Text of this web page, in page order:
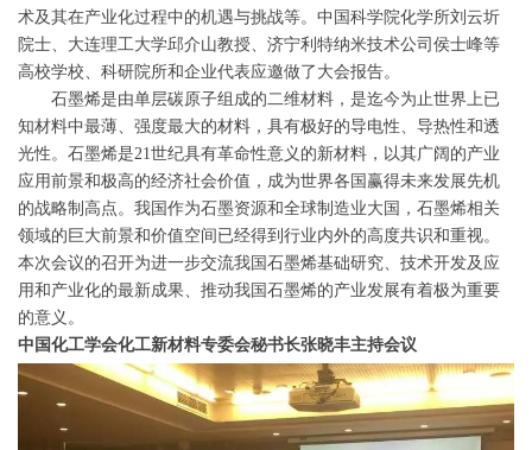
术及其在产业化过程中的机遇与挑战等。中国科学院化学所刘云圻
院士、大连理工大学邱介山教授、济宁利特纳米技术公司侯士峰等
高校学校、科研院所和企业代表应邀做了大会报告。
石墨烯是由单层碳原子组成的二维材料，是迄今为止世界上已
知材料中最薄、强度最大的材料，具有极好的导电性、导热性和透
光性。石墨烯是21世纪具有革命性意义的新材料，以其广阔的产业
应用前景和极高的经济社会价值，成为世界各国赢得未来发展先机
的战略制高点。我国作为石墨资源和全球制造业大国，石墨烯相关
领域的巨大前景和价值空间已经得到行业内外的高度共识和重视。
本次会议的召开为进一步交流我国石墨烯基础研究、技术开发及应
用和产业化的最新成果、推动我国石墨烯的产业发展有着极为重要
的意义。
中国化工学会化工新材料专委会秘书长张晓丰主持会议